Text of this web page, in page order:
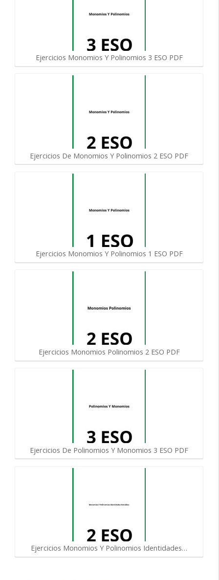
Ejercicios Monomios Y Polinomios 3 ESO PDF
Ejercicios De Monomios Y Polinomios 2 ESO PDF
Ejercicios Monomios Y Polinomios 1 ESO PDF
Ejercicios Monomios Polinomios 2 ESO PDF
Ejercicios De Polinomios Y Monomios 3 ESO PDF
Ejercicios Monomios Y Polinomios Identidades…